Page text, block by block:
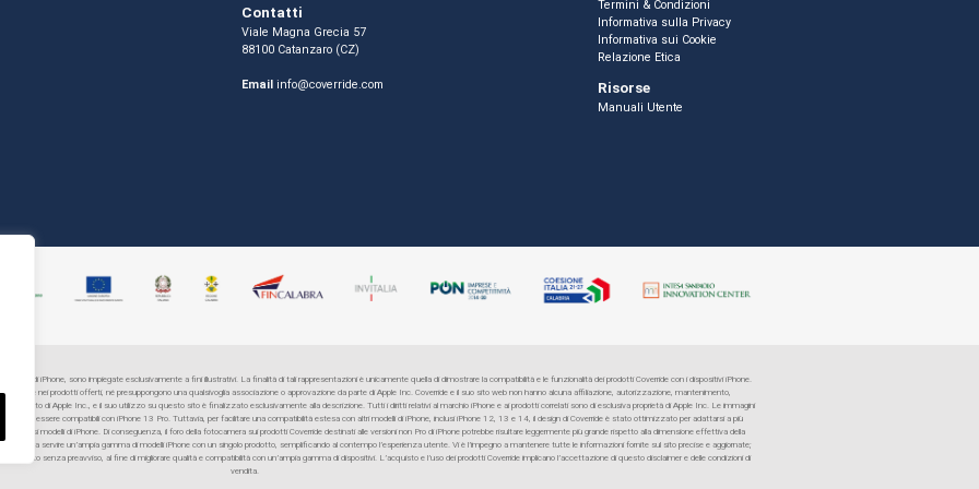
Contatti
Viale Magna Grecia 57
88100 Catanzaro (CZ)
Email info@coverride.com
Termini & Condizioni
Informativa sulla Privacy
Informativa sui Cookie
Relazione Etica
Risorse
Manuali Utente
di iPhone, sono impiegate esclusivamente a fini illustrativi. La finalità di tali rappresentazioni è unicamente quella di dimostrare la compatibilità e le funzionalità dei prodotti Coverride con i dispositivi iPhone.
iPhone nei prodotti offerti, né presuppongono una qualsivoglia associazione o approvazione da parte di Apple Inc. Coverride e il suo sito web non hanno alcuna affiliazione, autorizzazione, mantenimento,
registrato di Apple Inc., e il suo utilizzo su questo sito è finalizzato esclusivamente alla descrizione. Tutti i diritti relativi al marchio iPhone e ai prodotti correlati sono di esclusiva proprietà di Apple Inc. Le immagini
per essere compatibili con iPhone 13 Pro. Tuttavia, per facilitare una compatibilità estesa con altri modelli di iPhone, inclusi iPhone 12, 13 e 14, il design di Coverride è stato ottimizzato per adattarsi a più
su diversi modelli di iPhone. Di conseguenza, il foro della fotocamera sui prodotti Coverride destinati alle versioni non Pro di iPhone potrebbe risultare leggermente più grande rispetto alla dimensione effettiva della
possa servire un’ampia gamma di modelli iPhone con un singolo prodotto, semplificando al contempo l’esperienza utente. Vi è l’impegno a mantenere tutte le informazioni fornite sul sito precise e aggiornate;
senza preavviso, al fine di migliorare qualità e compatibilità con un’ampia gamma di dispositivi. L’acquisto e l’uso dei prodotti Coverride implicano l’accettazione di questo disclaimer e delle condizioni di
vendita.